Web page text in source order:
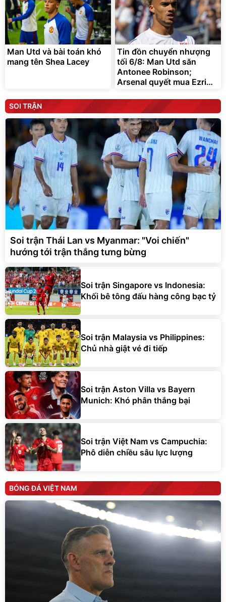
Man Utd và bài toán khó
mang tên Shea Lacey
Tin đồn chuyển nhượng
tối 6/8: Man Utd săn
Antonee Robinson;
Arsenal quyết mua Ezri
SOI TRẬN
Soi trận Thái Lan vs Myanmar: "Voi chiến"
hướng tới trận thắng tưng bừng
Soi trận Singapore vs Indonesia:
Khối bê tông đấu hàng công bạc tỷ
Soi trận Malaysia vs Philippines:
Chủ nhà giật vé đi tiếp
Soi trận Aston Villa vs Bayern
Munich: Khó phân thắng bại
Soi trận Việt Nam vs Campuchia:
Phô diễn chiều sâu lực lượng
BÓNG ĐÁ VIỆT NAM